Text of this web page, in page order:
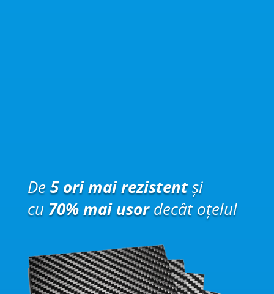
De5 ori mai rezistentși
cu 70% mai usordecât oțelul